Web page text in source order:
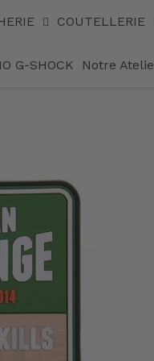
COUTELLERIE
G-SHOCK Notre